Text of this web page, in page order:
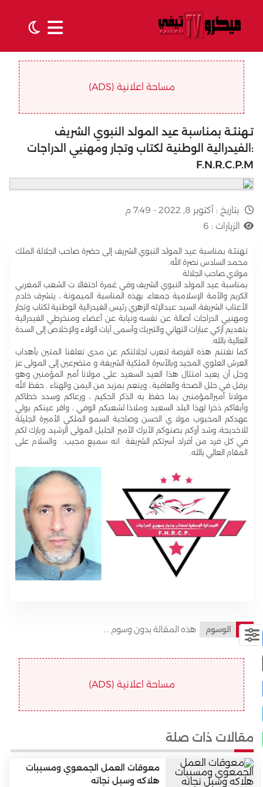
مساحة اعلانية (ADS)
تـهنئـة بمناسبة عيد المولد النبوي الشريف
:الفيدرالية الوطنية لكتاب وتجار ومهنيي الدراجات
بتاريخ : أكتوبر 8, 2022 - 7:49 م
الزيارات : 6
تـهنئـة بمناسبة عيد المولد النبوي الشريف إلى حضرة صاحب الجلالة الملك
محمد السادس نصرة الله‪‪. ‬ ‬
مولاي صاحب الجلالة
بمناسبة عيد المولد النبوي الشريف وفي غمرة احتفالا ت الشعب المغربي
الكريم والأمة الإسلامية جمعاء، بهذه المناسبة الميمونة ، يتشرف خادم
الأعتاب الشريفة، السيد عبدالإله الزهري رئيس الفيدرالية الوطنية لكتاب وتجار
ومهنيي الدراجات أصالة عن نفسه ونيابة عن أعضاء ومنخرطي الفيدرالية
بتقديم أزكي عبارات التهاني والتبريك وأسمى آيات الولاء والإخلاص إلى السدة
العالية بالله.
كما نغتنم هذه الفرصة لنعرب لجلالتكم عن مدى تعلقنا المتين بأهداب
العرش العلوي المجيد وبالأسرة الملكية الشريفة، و متضرعين إلى المولى عز
وجل أن يعيد امتثال هذا العيد السعيد على مولانا أمير المؤمنين وهو
يرفل في حلل الصحة والعافية ، وينعم بمزيد من اليمن والهناء . حفظ الله
مولانا أميرالمؤمنين بما حفظ به الذكر الحكيم ، ورعاكم وسدد خطاكم
وأبقاكم ذخرا لهذا البلد السعيد وملاذا لشعبكم الوفي ، واقر عينكم بولي
عهدكم المحبوب مولا ي الحسن وصاحبة السمو الملكي الأميرة الجليلة
للاخديجة، وشد أزركم بصنوكم الأبرك الأمير الجليل المولى الرشيد، وبارك لكم
في كل فرد من أفراد أسرتكم الشريفة انه سميع مجيب. والسلام على
المقام العالي بالله.
الوسوم هذه المقالة بدون وسوم . .
مساحة اعلانية (ADS)
مقالات ذات صلة
معوقات العمل الجمعوي ومسببات
هلاكه وسبل نجاته